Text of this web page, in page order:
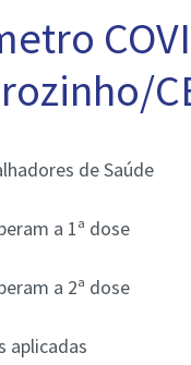
de Saúde
a 1ª dose
a 2ª dose
aplicadas